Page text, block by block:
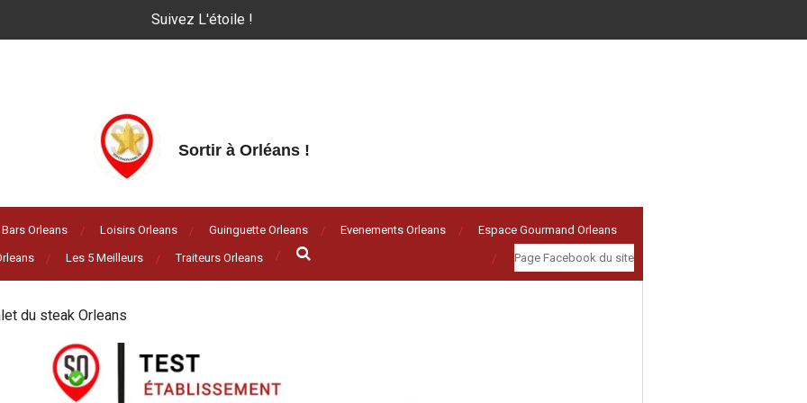
Suivez L'étoile !
Sortir à Orléans !
Bars Orleans Loisirs Orleans Guinguette Orleans Evenements Orleans Espace Gourmand Orleans
Les 5 Meilleurs Traiteurs Orleans Page Facebook du site
du steak Orleans